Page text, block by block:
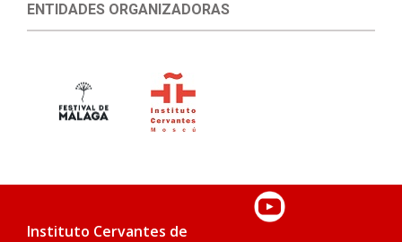
ENTIDADES ORGANIZADORAS
Instituto Cervantes de